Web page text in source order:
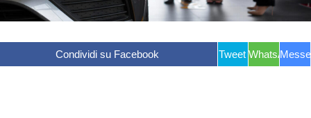
Condividi su Facebook Tweet WhatsApp